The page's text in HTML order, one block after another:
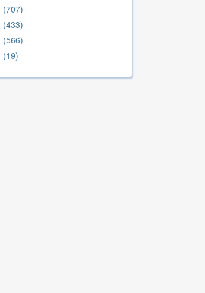
707
433
566
19